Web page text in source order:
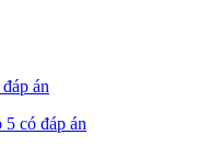
án
có đáp án